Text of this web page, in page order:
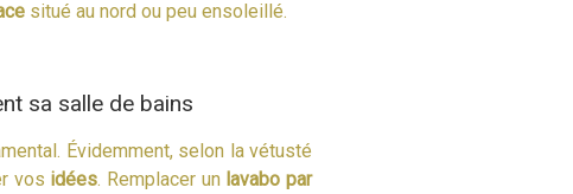
situé au nord ou peu ensoleillé.
sa salle de bains
Évidemment, selon la vétusté
vos idées. Remplacer un lavabo par